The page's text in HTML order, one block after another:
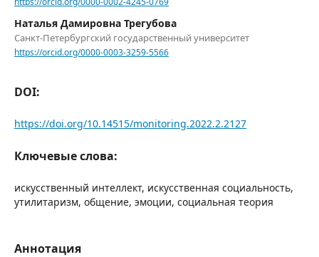
Наталья Дамировна Трегубова
Санкт-Петербургский государственный университет
https://orcid.org/0000-0003-3259-5566
DOI:
https://doi.org/10.14515/monitoring.2022.2.2127
Ключевые слова:
искусственный интеллект, искусственная социальность,
утилитаризм, общение, эмоции, социальная теория
Аннотация